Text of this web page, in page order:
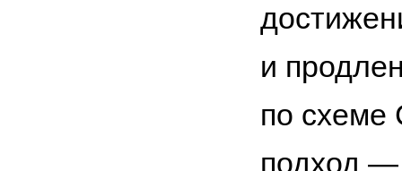
и
по схеме
подход —